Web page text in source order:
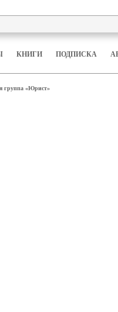
КНИГИ ПОДПИСКА
группа «Юрист»